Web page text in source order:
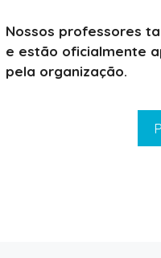
Nossos professores
e estão oficialmente
pela organização.